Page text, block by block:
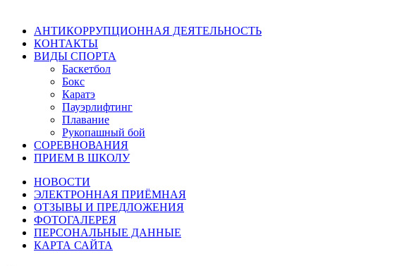
АНТИКОРРУПЦИОННАЯ ДЕЯТЕЛЬНОСТЬ
КОНТАКТЫ
ВИДЫ СПОРТА
Баскетбол
Бокс
Каратэ
Пауэрлифтинг
Плавание
Рукопашный бой
СОРЕВНОВАНИЯ
ПРИЕМ В ШКОЛУ
НОВОСТИ
ЭЛЕКТРОННАЯ ПРИЁМНАЯ
ОТЗЫВЫ И ПРЕДЛОЖЕНИЯ
ФОТОГАЛЕРЕЯ
ПЕРСОНАЛЬНЫЕ ДАННЫЕ
КАРТА САЙТА